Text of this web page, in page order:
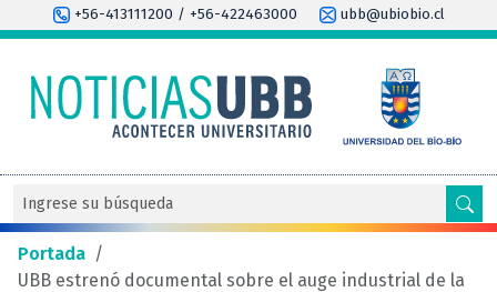
+56-413111200 / +56-422463000 ubb@ubiobio.cl
Portada /
UBB estrenó documental sobre el auge industrial de la